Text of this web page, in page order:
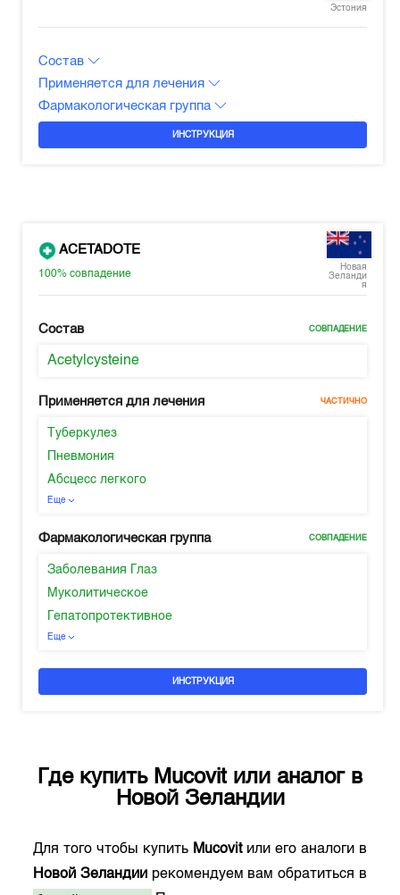
Эстония
Состав
Применяется для лечения
Фармакологическая группа
ИНСТРУКЦИЯ
ACETADOTE
100%совпадение
Новая
Зеланди
я
Состав СОВПАДЕНИЕ
Acetylcysteine
Применяется для лечения ЧАСТИЧНО
Туберкулез
Пневмония
Абсцесс легкого
Еще
Фармакологическая группа СОВПАДЕНИЕ
Заболевания Глаз
Муколитическое
Гепатопротективное
Еще
ИНСТРУКЦИЯ
Где купить Mucovitили аналог в
Новой Зеландии
Для того чтобы купить Mucovitили его аналоги в
Новой Зеландии рекомендуем вам обратиться в